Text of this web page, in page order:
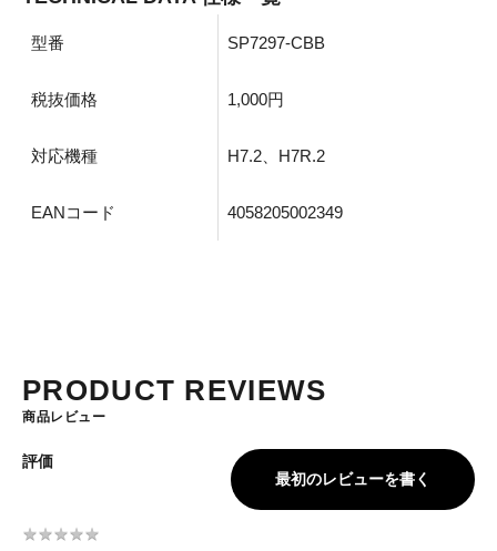
型番 SP7297-CBB
税抜価格 1,000円
対応機種 H7.2、H7R.2
EANコード 4058205002349
PRODUCT REVIEWS
商品レビュー
評価
最初のレビューを書く
★★★★★
★★★★★